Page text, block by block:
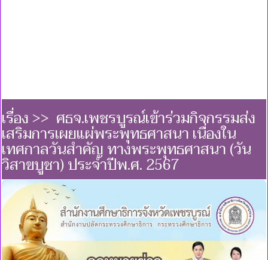
เรื่อง >> ศธจ.เพชรบูรณ์เข้าร่วมกิจกรรมส่ง
เสริมการเผยแผ่พระพุทธศาสนา เนื่องใน
เทศกาลวันสำคัญ ทางพระพุทธศาสนา (วัน
วิสาขบูชา) ประจำปีพ.ศ. 2567